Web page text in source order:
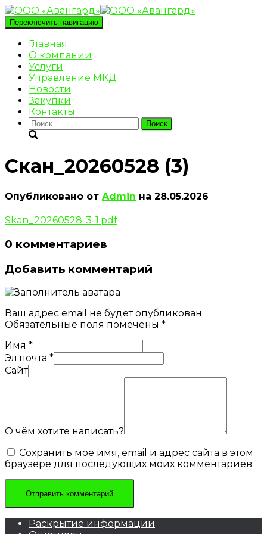
Переключить навигацию
Главная
О компании
Услуги
Управление МКД
Новости
Закупки
Контакты
Найти:
Скан_20260528 (3)
Опубликовано от Admin на 28.05.2026
Skan_20260528-3-1.pdf
0 комментариев
Добавить комментарий
Ваш адрес email не будет опубликован.
Обязательные поля помечены *
Имя *
Эл.почта *
Сайт
О чём хотите написать?
Сохранить моё имя, email и адрес сайта в этом
браузере для последующих моих комментариев.
Раскрытие информации